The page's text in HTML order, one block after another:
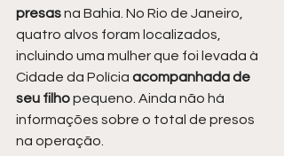
presas na Bahia. No Rio de Janeiro,
quatro alvos foram localizados,
incluindo uma mulher que foi levada à
Cidade da Polícia acompanhada de
seu filho pequeno. Ainda não há
informações sobre o total de presos
na operação.